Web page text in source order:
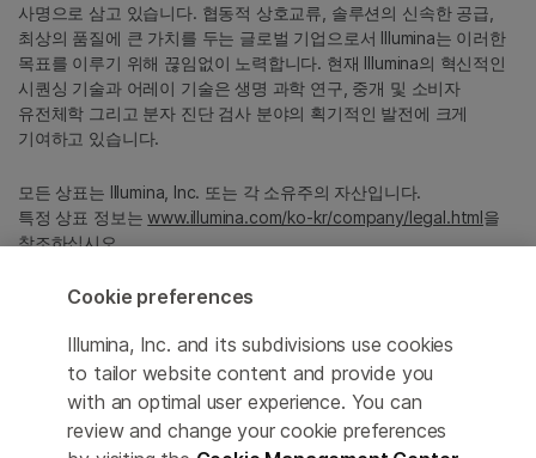
사명으로 삼고 있습니다. 협동적 상호교류, 솔루션의 신속한 공급,
최상의 품질에 큰 가치를 두는 글로벌 기업으로서 Illumina는 이러한
목표를 이루기 위해 끊임없이 노력합니다. 현재 Illumina의 혁신적인
시퀀싱 기술과 어레이 기술은 생명 과학 연구, 중개 및 소비자
유전체학 그리고 분자 진단 검사 분야의 획기적인 발전에 크게
기여하고 있습니다.
모든 상표는 Illumina, Inc. 또는 각 소유주의 자산입니다.
특정 상표 정보는www.illumina.com/ko-kr/company/legal.html을
참조하십시오.
Privacy Policy
Cookie preferences
Illumina, Inc. and its subdivisions use cookies
to tailor website content and provide you
with an optimal user experience. You can
review and change your cookie preferences